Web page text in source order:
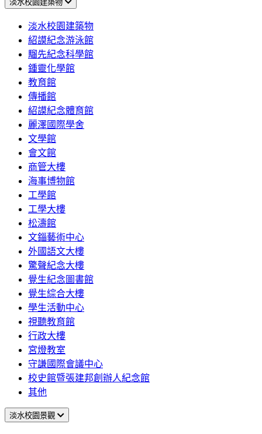
淡水校園建築物
淡水校園建築物
紹謨紀念游泳館
騮先紀念科學館
鍾靈化學館
教育館
傳播館
紹謨紀念體育館
麗澤國際學舍
文學館
會文館
商管大樓
海事博物館
工學館
工學大樓
松濤館
文錙藝術中心
外國語文大樓
驚聲紀念大樓
覺生紀念圖書館
覺生綜合大樓
學生活動中心
視聽教育館
行政大樓
宮燈教室
守謙國際會議中心
校史館暨張建邦創辦人紀念館
其他
淡水校園景觀